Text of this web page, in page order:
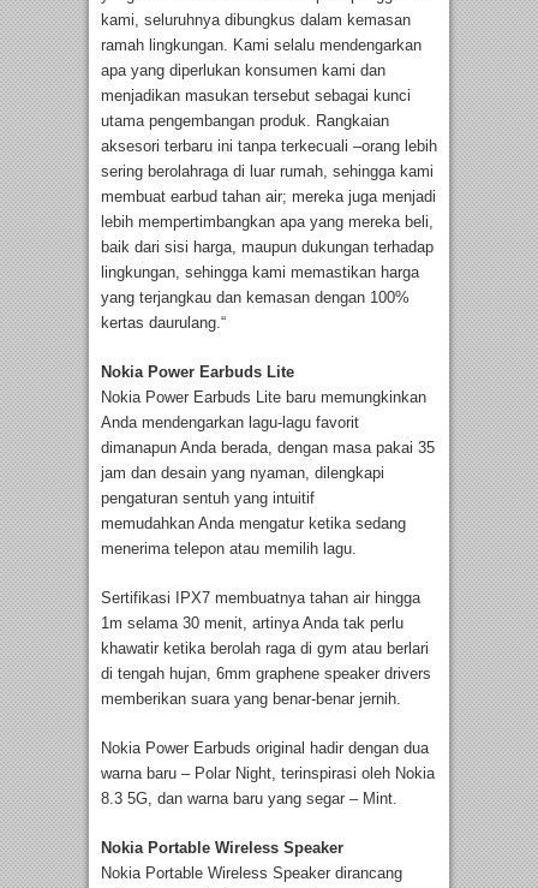
kami, seluruhnya dibungkus dalam kemasan
ramah lingkungan. Kami selalu mendengarkan
apa yang diperlukan konsumen kami dan
menjadikan masukan tersebut sebagai kunci
utama pengembangan produk. Rangkaian
aksesori terbaru ini tanpa terkecuali –orang lebih
sering berolahraga di luar rumah, sehingga kami
membuat earbud tahan air; mereka juga menjadi
lebih mempertimbangkan apa yang mereka beli,
baik dari sisi harga, maupun dukungan terhadap
lingkungan, sehingga kami memastikan harga
yang terjangkau dan kemasan dengan 100%
kertas daurulang.“
Nokia Power Earbuds Lite
Nokia Power Earbuds Lite baru memungkinkan
Anda mendengarkan lagu-lagu favorit
dimanapun Anda berada, dengan masa pakai 35
jam dan desain yang nyaman, dilengkapi
pengaturan sentuh yang intuitif
memudahkan Anda mengatur ketika sedang
menerima telepon atau memilih lagu.
Sertifikasi IPX7 membuatnya tahan air hingga
1m selama 30 menit, artinya Anda tak perlu
khawatir ketika berolah raga di gym atau berlari
di tengah hujan, 6mm graphene speaker drivers
memberikan suara yang benar-benar jernih.
Nokia Power Earbuds original hadir dengan dua
warna baru – Polar Night, terinspirasi oleh Nokia
8.3 5G, dan warna baru yang segar – Mint.
Nokia Portable Wireless Speaker
Nokia Portable Wireless Speaker dirancang